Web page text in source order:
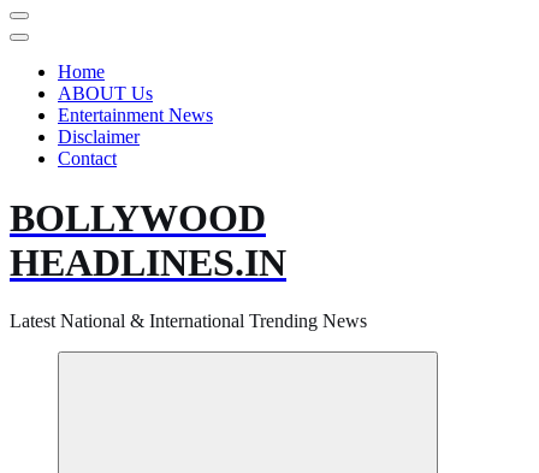
Home
ABOUT Us
Entertainment News
Disclaimer
Contact
BOLLYWOOD
HEADLINES.IN
Latest National & International Trending News